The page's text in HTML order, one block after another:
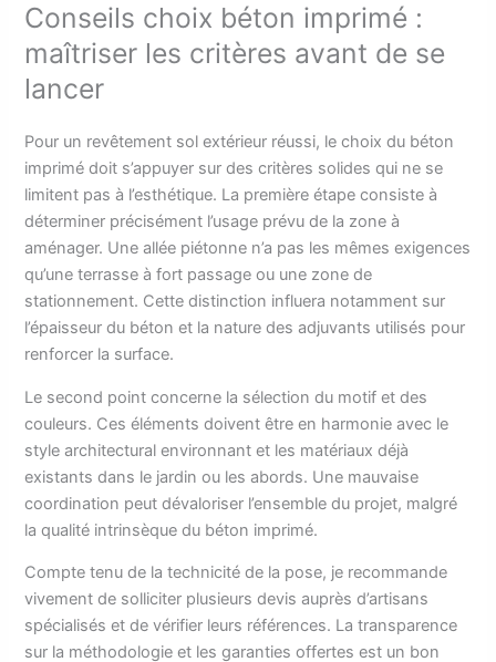
Conseils choix béton imprimé :
maîtriser les critères avant de se
lancer
Pour un revêtement sol extérieur réussi, le choix du béton
imprimé doit s’appuyer sur des critères solides qui ne se
limitent pas à l’esthétique. La première étape consiste à
déterminer précisément l’usage prévu de la zone à
aménager. Une allée piétonne n’a pas les mêmes exigences
qu’une terrasse à fort passage ou une zone de
stationnement. Cette distinction influera notamment sur
l’épaisseur du béton et la nature des adjuvants utilisés pour
renforcer la surface.
Le second point concerne la sélection du motif et des
couleurs. Ces éléments doivent être en harmonie avec le
style architectural environnant et les matériaux déjà
existants dans le jardin ou les abords. Une mauvaise
coordination peut dévaloriser l’ensemble du projet, malgré
la qualité intrinsèque du béton imprimé.
Compte tenu de la technicité de la pose, je recommande
vivement de solliciter plusieurs devis auprès d’artisans
spécialisés et de vérifier leurs références. La transparence
sur la méthodologie et les garanties offertes est un bon